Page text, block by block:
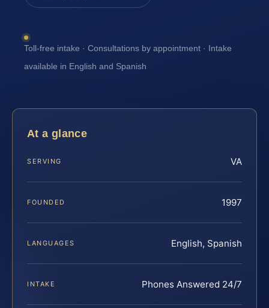
Toll-free intake · Consultations by appointment · Intake
available in English and Spanish
At a glance
SERVING VA
FOUNDED 1997
LANGUAGES English, Spanish
INTAKE Phones Answered 24/7